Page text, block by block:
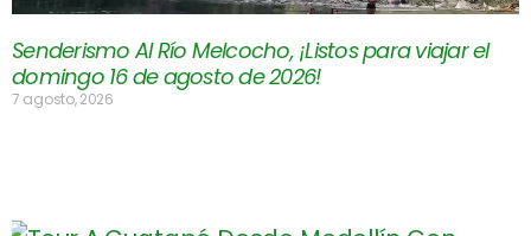
Senderismo Al Río Melcocho, ¡Listos para viajar el
domingo 16 de agosto de 2026!
7 agosto, 2026